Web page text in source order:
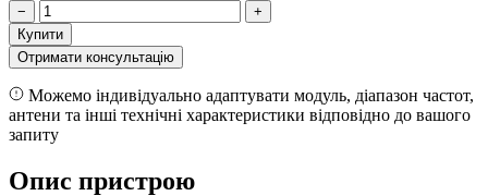
−
+
Купити
Отримати консультацію
Можемо індивідуально адаптувати модуль, діапазон частот,
антени та інші технічні характеристики відповідно до вашого
запиту
Опис пристрою